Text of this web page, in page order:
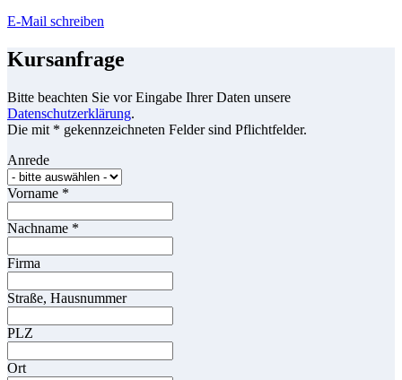
E-Mail schreiben
Kursanfrage
Bitte beachten Sie vor Eingabe Ihrer Daten unsere
Datenschutzerklärung.
Die mit * gekennzeichneten Felder sind Pflichtfelder.
Anrede
Vorname *
Nachname *
Firma
Straße, Hausnummer
PLZ
Ort